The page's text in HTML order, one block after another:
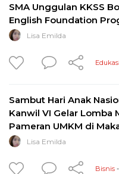
SMA Unggulan KKSS
English Foundation
Lisa Emilda
Edukasi
Sambut Hari Anak
Kanwil VI Gelar Lomba
Pameran UMKM di
Lisa Emilda
Bisnis